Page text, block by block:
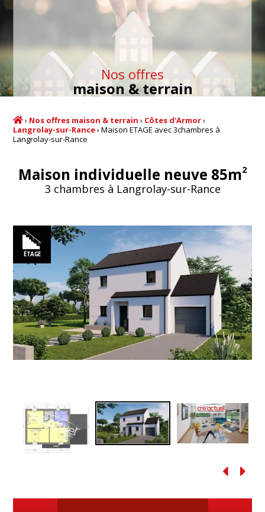
Nos offres
maison & terrain
› Nos offres maison & terrain › Côtes d'Armor›
Langrolay-sur-Rance›Maison ETAGE avec 3chambres à
Langrolay-sur-Rance
Maison individuelle neuve 85m2
3 chambres à Langrolay-sur-Rance
ÉTAGE